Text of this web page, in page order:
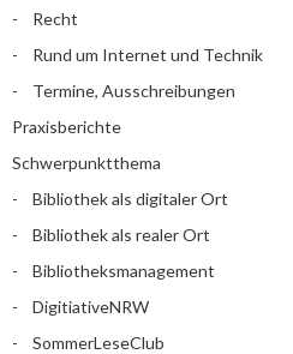
Recht
Rund um Internet und Technik
Termine, Ausschreibungen
Praxisberichte
Schwerpunktthema
Bibliothek als digitaler Ort
Bibliothek als realer Ort
Bibliotheksmanagement
DigitiativeNRW
SommerLeseClub